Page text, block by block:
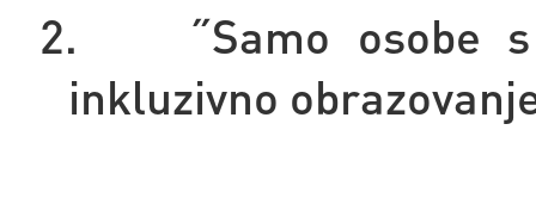
2.
˝Samo osobe
inkluzivno